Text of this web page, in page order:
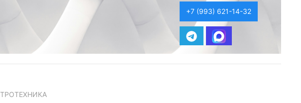
+7 (993) 621-14-32